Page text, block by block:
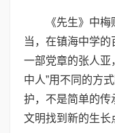
《先生》中
当，在镇海中学
一部党章的张人亚
中人”用不同的方
护，不是简单的传
文明找到新的生长